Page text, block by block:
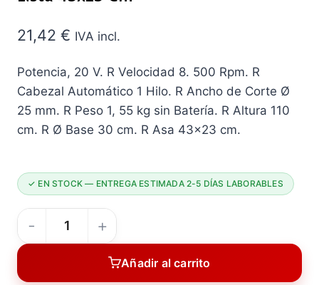
21,42 € IVA incl.
Potencia, 20 V. R Velocidad 8. 500 Rpm. R
Cabezal Automático 1 Hilo. R Ancho de Corte Ø
25 mm. R Peso 1, 55 kg sin Batería. R Altura 110
cm. R Ø Base 30 cm. R Asa 43×23 cm.
✓ EN STOCK — ENTREGA ESTIMADA 2-5 DÍAS LABORABLES
Cortabordes
CBB-
20
Añadir al carrito